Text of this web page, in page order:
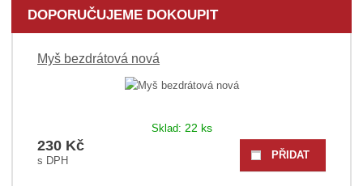
DOPORUČUJEME DOKOUPIT
Myš bezdrátová nová
Sklad: 22 ks
230 Kč
PŘIDAT